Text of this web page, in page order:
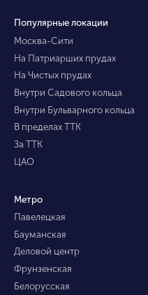
Популярные локации
Москва-Сити
На Патриарших прудах
На Чистых прудах
Внутри Садового кольца
Внутри Бульварного кольца
В пределах ТТК
За ТТК
ЦАО
Метро
Павелецкая
Бауманская
Деловой центр
Фрунзенская
Белорусская